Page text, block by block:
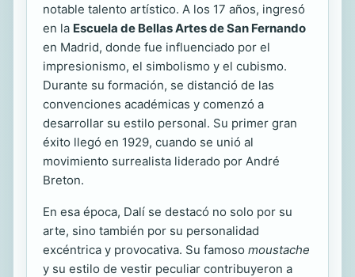
notable talento artístico. A los 17 años, ingresó
en la Escuela de Bellas Artes de San Fernando
en Madrid, donde fue influenciado por el
impresionismo, el simbolismo y el cubismo.
Durante su formación, se distanció de las
convenciones académicas y comenzó a
desarrollar su estilo personal. Su primer gran
éxito llegó en 1929, cuando se unió al
movimiento surrealista liderado por André
Breton.
En esa época, Dalí se destacó no solo por su
arte, sino también por su personalidad
excéntrica y provocativa. Su famoso moustache
y su estilo de vestir peculiar contribuyeron a